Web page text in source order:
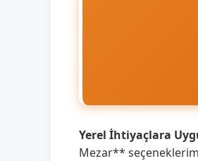
Yerel İhtiyaçlara
Mezar**